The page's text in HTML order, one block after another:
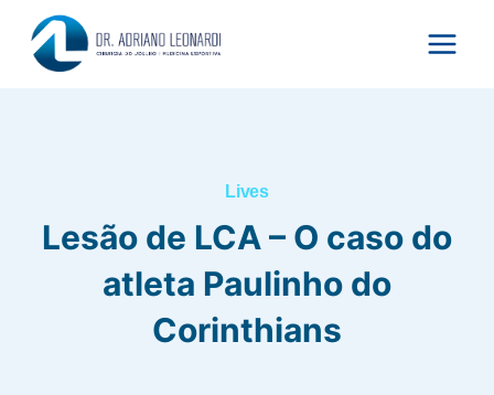
para
Lives
Lesão de LCA – O caso do
atleta Paulinho do
Corinthians